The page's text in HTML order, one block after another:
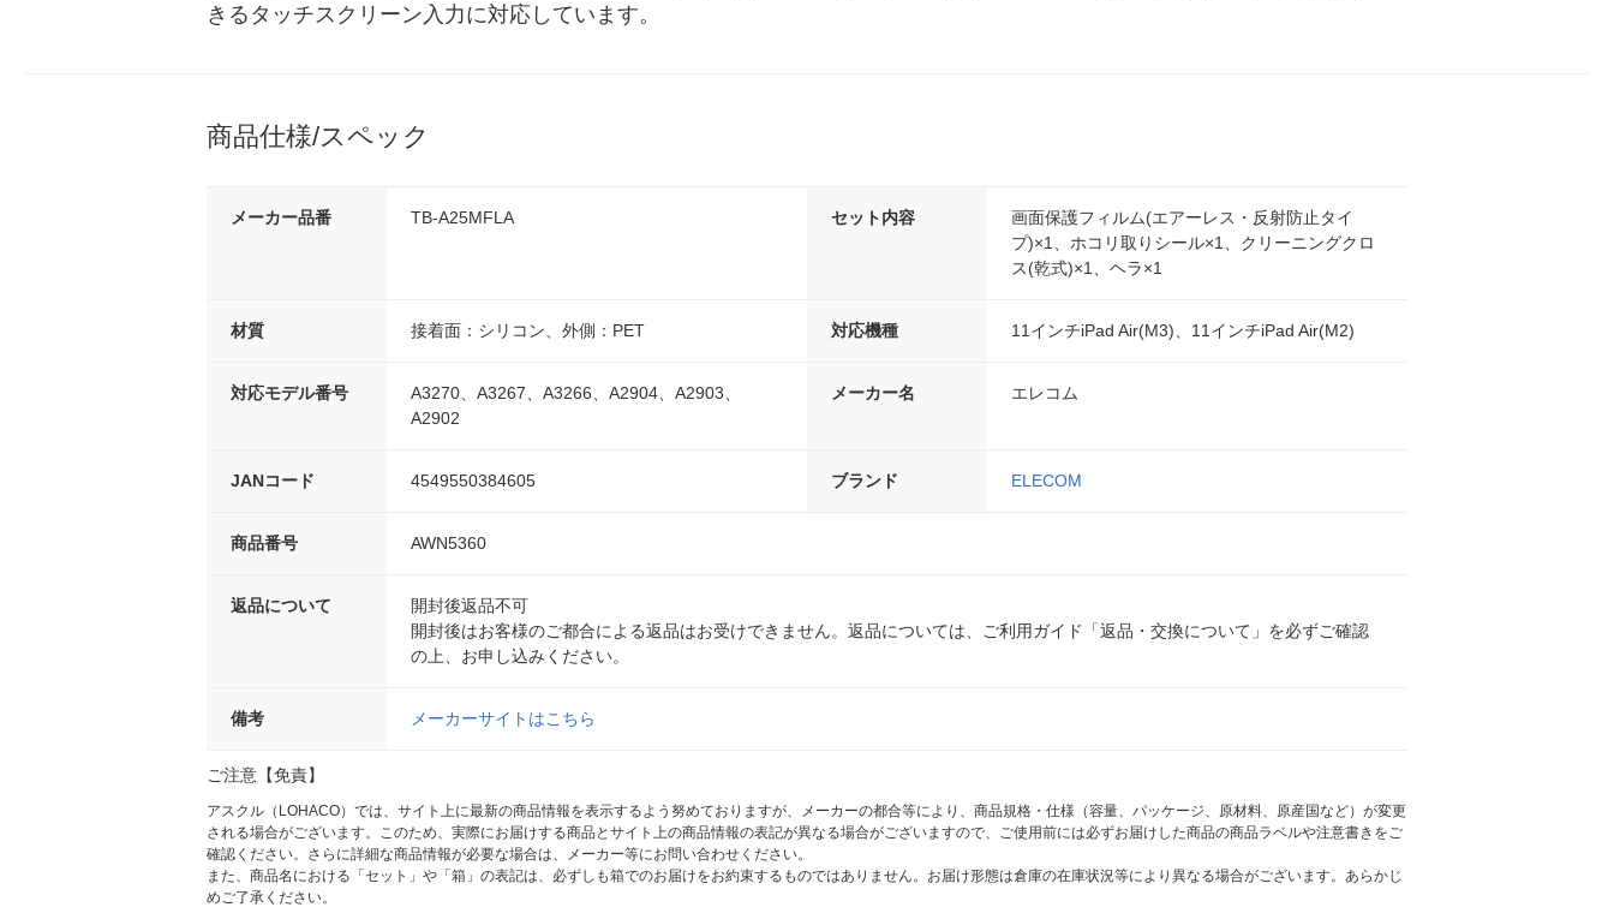
きるタッチスクリーン入力に対応しています。
商品仕様/スペック
メーカー品番 TB-A25MFLA セット内容
画面保護フィルム(エアーレス・反射防止タイ
プ)×1、ホコリ取りシール×1、クリーニングクロ
ス(乾式)×1、ヘラ×1
材質 接着面：シリコン、外側：PET 対応機種 11インチiPad Air(M3)、11インチiPad Air(M2)
対応モデル番号
A3270、A3267、A3266、A2904、A2903、
A2902
メーカー名 エレコム
JANコード 4549550384605 ブランド ELECOM
商品番号 AWN5360
返品について
開封後返品不可
開封後はお客様のご都合による返品はお受けできません。返品については、ご利用ガイド「返品・交換について」を必ずご確認
の上、お申し込みください。
備考 メーカーサイトはこちら
ご注意【免責】
アスクル（LOHACO）では、サイト上に最新の商品情報を表示するよう努めておりますが、メーカーの都合等により、商品規格・仕様（容量、パッケージ、原材料、原産国など）が変更
される場合がございます。このため、実際にお届けする商品とサイト上の商品情報の表記が異なる場合がございますので、ご使用前には必ずお届けした商品の商品ラベルや注意書きをご
確認ください。さらに詳細な商品情報が必要な場合は、メーカー等にお問い合わせください。
また、商品名における「セット」や「箱」の表記は、必ずしも箱でのお届けをお約束するものではありません。お届け形態は倉庫の在庫状況等により異なる場合がございます。あらかじ
めご了承ください。